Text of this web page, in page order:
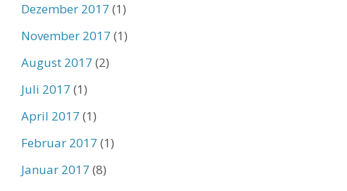
Dezember 2017 (1)
November 2017 (1)
August 2017 (2)
Juli 2017 (1)
April 2017 (1)
Februar 2017 (1)
Januar 2017 (8)